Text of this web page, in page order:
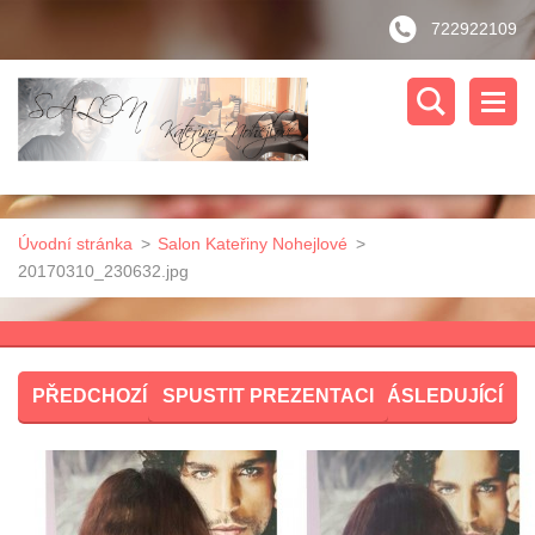
722922109
Úvodní stránka > Salon Kateřiny Nohejlové >
20170310_230632.jpg
PŘEDCHOZÍ SPUSTIT PREZENTACI NÁSLEDUJÍCÍ